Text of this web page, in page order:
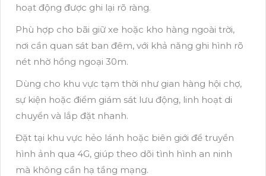
hoạt động được ghi lại rõ ràng.
Phù hợp cho bãi giữ xe hoặc kho hàng ngoài trời,
nơi cần quan sát ban đêm, với khả năng ghi hình rõ
nét nhờ hồng ngoại 30m.
Dùng cho khu vực tạm thời như gian hàng hội chợ,
sự kiện hoặc điểm giám sát lưu động, linh hoạt di
chuyển và lắp đặt nhanh.
Đặt tại khu vực hẻo lánh hoặc biên giới để truyền
hình ảnh qua 4G, giúp theo dõi tình hình an ninh
mà không cần hạ tầng mạng.